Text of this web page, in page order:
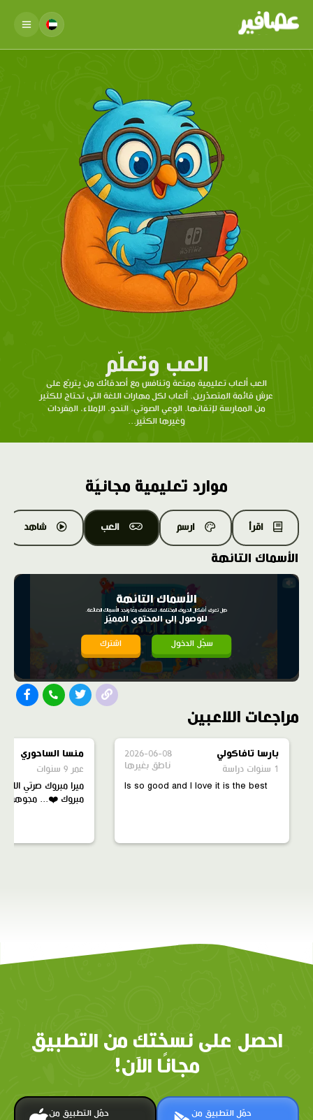
العب وتعلّم
العب ألعاب تعليمية ممتعة وتنافس مع أصدقائك من يتربّع على
عرش قائمة المتصدّرين. ألعاب لكل مهارات اللغة التي تحتاج للكثير
من الممارسة لإتقانها. الوعي الصوتي، النحو، الإملاء، المفردات
وغيرها الكثير...
موارد تعليمية مجانيّة
اقرأ ارسم العب شاهد
الأسماك التائهة
الأسماك التائهة
هل تعرف أشكال الحروف المختلفة، لنكتشف معًا ونجد الأسماك الضائعة.
للوصول إلى المحتوى المميّز
سجّل الدخول اشترك
مراجعات اللاعبين
بارسا تافاكولي
1 سنوات دراسة
Is so good and I love it is the best
2026-06-08
ناطق بغيرها
منسا الساحوري
عمر 9 سنوات
ميرا مبروك صرتي
مبروك ❤️... مجوهراتي
احصل على نسختك من التطبيق
مجانًا الآن!
حمّل التطبيق من حمّل التطبيق من